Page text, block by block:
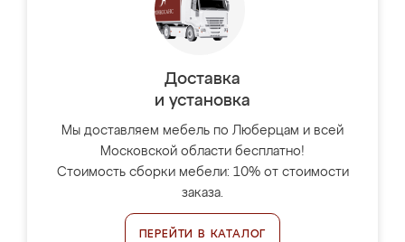
Доставка
и установка
Мы доставляем мебель по Люберцам и всей
Московской области бесплатно!
Стоимость сборки мебели: 10% от стоимости
заказа.
ПЕРЕЙТИ В КАТАЛОГ